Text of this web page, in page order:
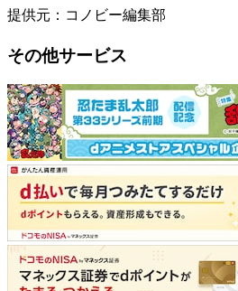
提供元：コノビー編集部
その他サービス